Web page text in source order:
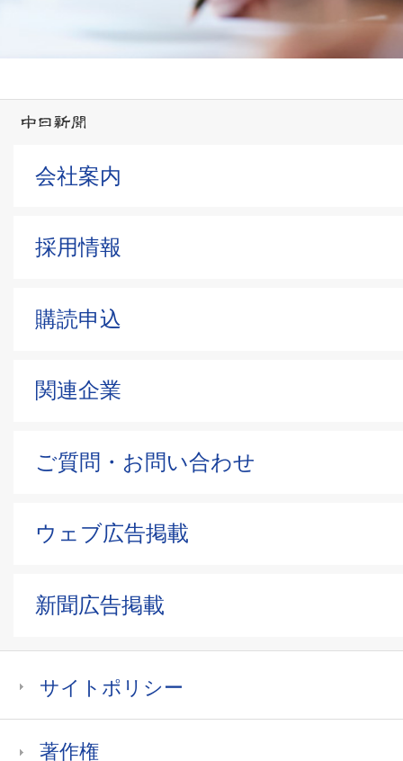
会社案内
採用情報
購読申込
関連企業
ご質問・お問い合わせ
ウェブ広告掲載
新聞広告掲載
サイトポリシー
著作権